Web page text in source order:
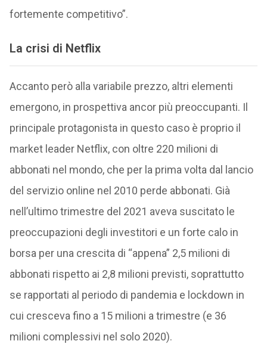
fortemente competitivo”.
La crisi di Netflix
Accanto però alla variabile prezzo, altri elementi
emergono, in prospettiva ancor più preoccupanti. Il
principale protagonista in questo caso è proprio il
market leader Netflix, con oltre 220 milioni di
abbonati nel mondo, che per la prima volta dal lancio
del servizio online nel 2010 perde abbonati. Già
nell’ultimo trimestre del 2021 aveva suscitato le
preoccupazioni degli investitori e un forte calo in
borsa per una crescita di “appena” 2,5 milioni di
abbonati rispetto ai 2,8 milioni previsti, soprattutto
se rapportati al periodo di pandemia e lockdown in
cui cresceva fino a 15 milioni a trimestre (e 36
milioni complessivi nel solo 2020).